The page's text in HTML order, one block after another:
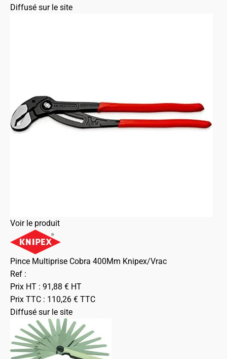
Diffusé sur le site
Voir le produit
Pince Multiprise Cobra 400Mm Knipex/Vrac
Ref :
Prix HT : 91,88 € HT
Prix TTC : 110,26 € TTC
Diffusé sur le site